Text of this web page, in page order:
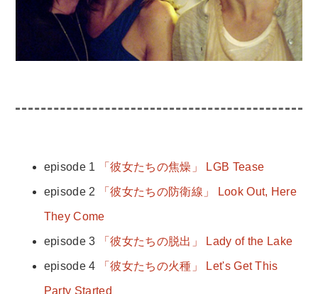
episode 1 「彼女たちの焦燥」 LGB Tease
episode 2 「彼女たちの防衛線」 Look Out, Here
They Come
episode 3 「彼女たちの脱出」 Lady of the Lake
episode 4 「彼女たちの火種」 Let's Get This
Party Started